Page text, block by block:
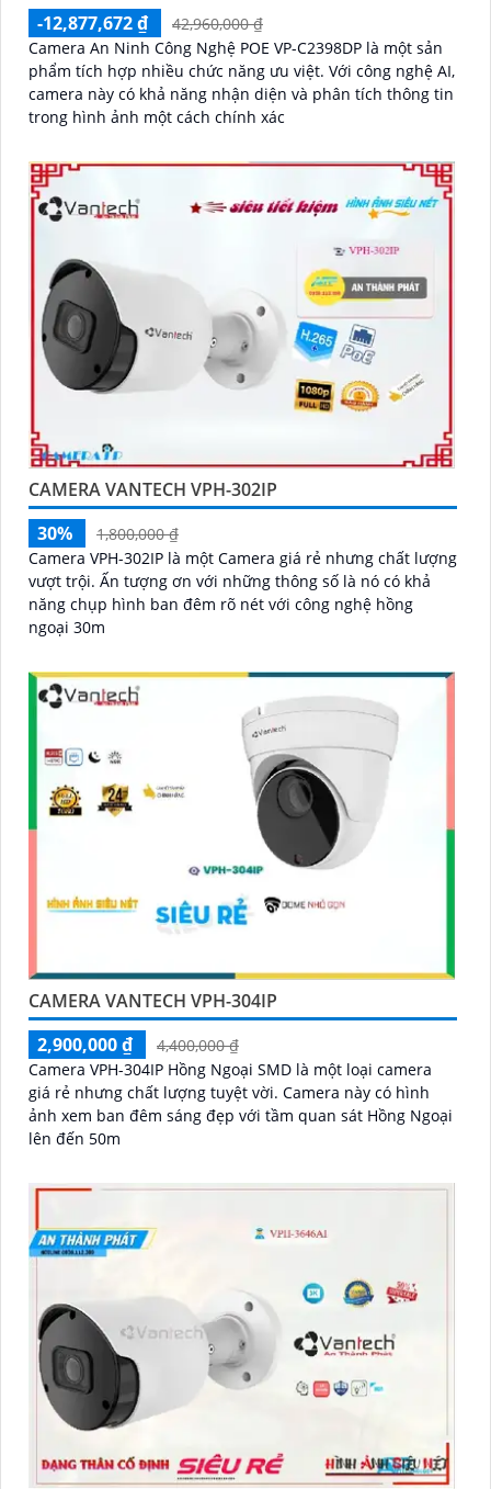
-12,877,672 ₫
42,960,000 ₫
Camera An Ninh Công Nghệ POE VP-C2398DP là một sản
phẩm tích hợp nhiều chức năng ưu việt. Với công nghệ AI,
camera này có khả năng nhận diện và phân tích thông tin
trong hình ảnh một cách chính xác
CAMERA VANTECH VPH-302IP
30%
1,800,000 ₫
Camera VPH-302IP là một Camera giá rẻ nhưng chất lượng
vượt trội. Ấn tượng ơn với những thông số là nó có khả
năng chụp hình ban đêm rõ nét với công nghệ hồng
ngoại 30m
CAMERA VANTECH VPH-304IP
2,900,000 ₫
4,400,000 ₫
Camera VPH-304IP Hồng Ngoại SMD là một loại camera
giá rẻ nhưng chất lượng tuyệt vời. Camera này có hình
ảnh xem ban đêm sáng đẹp với tầm quan sát Hồng Ngoại
lên đến 50m